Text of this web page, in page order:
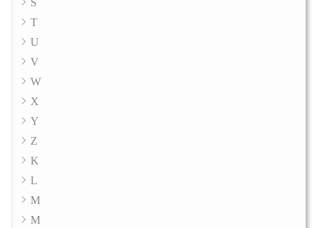
T
U
V
W
X
Y
Z
K
L
M
M